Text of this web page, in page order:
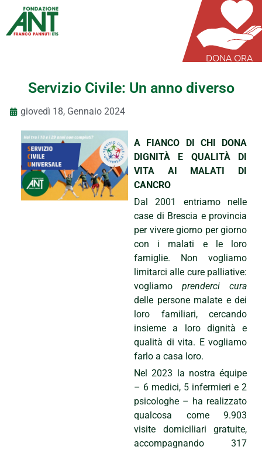
DONA ORA
Servizio Civile: Un anno diverso
giovedì 18, Gennaio 2024
A FIANCO DI CHI DONA
DIGNITÀ E QUALITÀ DI
VITA AI MALATI DI
CANCRO
Dal 2001 entriamo nelle
case di Brescia e provincia
per vivere giorno per giorno
con i malati e le loro
famiglie. Non vogliamo
limitarci alle cure palliative:
vogliamoprenderci cura
delle persone malate e dei
loro familiari, cercando
insieme a loro dignità e
qualità di vita. E vogliamo
farlo a casa loro.
Nel 2023 la nostra équipe
– 6 medici, 5 infermieri e 2
psicologhe – ha realizzato
qualcosa come 9.903
visite domiciliari gratuite,
accompagnando 317